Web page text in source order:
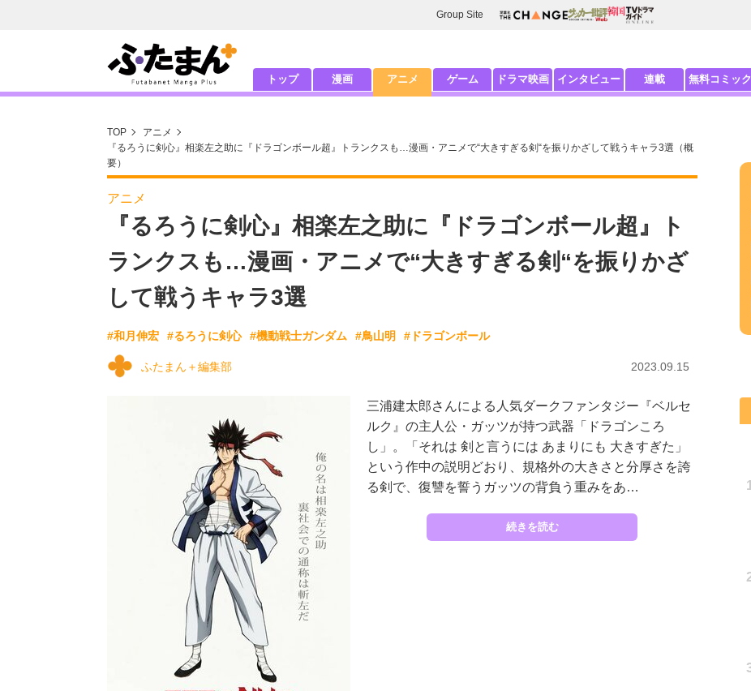
Group Site
トップ 漫画 アニメ ゲーム ドラマ映画 インタビュー 連載 無料コミック
TOP
アニメ
『るろうに剣心』相楽左之助に『ドラゴンボール超』トランクスも…漫画・アニメで“大きすぎる剣“を振りかざして戦うキャラ3選（概
要）
アニメ
『るろうに剣心』相楽左之助に『ドラゴンボール超』ト
ランクスも…漫画・アニメで“大きすぎる剣“を振りかざ
して戦うキャラ3選
#和月伸宏 #るろうに剣心 #機動戦士ガンダム #鳥山明 #ドラゴンボール
ふたまん＋編集部 2023.09.15
三浦建太郎さんによる人気ダークファンタジー『ベルセ
ルク』の主人公・ガッツが持つ武器「ドラゴンころ
し」。「それは 剣と言うには あまりにも 大きすぎた」
という作中の説明どおり、規格外の大きさと分厚さを誇
る剣で、復讐を誓うガッツの背負う重みをあ…
続きを読む